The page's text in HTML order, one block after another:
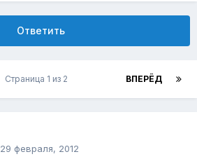
Ответить
ВПЕРЁД
Страница 1 из 2
29 февраля, 2012